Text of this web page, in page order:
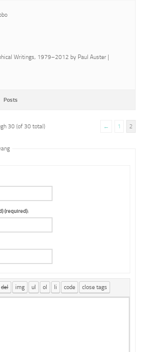
Writings, 1979–2012 by Paul Auster |
Posts
30 (of 30 total) ← 1 2
(required):